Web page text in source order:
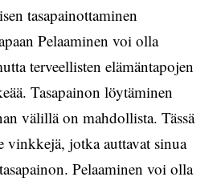
tasapainottaminen
Pelaaminen voi olla
terveellisten elämäntapojen
Tasapainon löytäminen
välillä on mahdollista. Tässä
vinkkejä, jotka auttavat sinua
Pelaaminen voi olla